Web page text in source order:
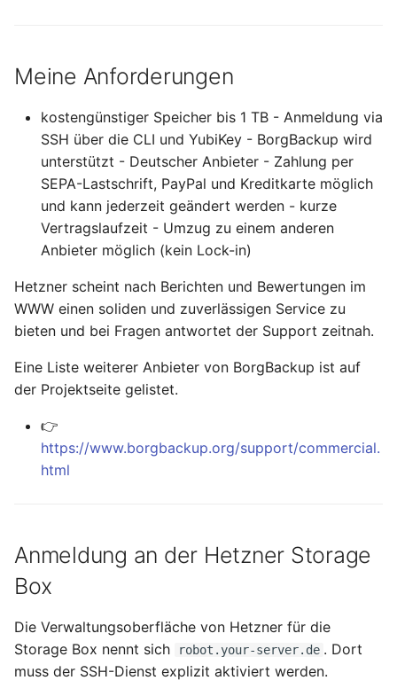
Januar 2025
November 2024
Oktober 2024
Mai 2024
April 2024
Februar 2024
Januar 2024
Dezember 2023
Oktober 2023
August 2023
Juli 2023
Mai 2023
April 2023
openmediavault
Upgrade
Upgrade
USB Storage Device
USB Storage Device
WireGuard Peer
Configuration
Configuration
WireGuard VPN
OpenWrt - WireGuard VPN
Meine Anforderungen
kostengünstiger Speicher bis 1 TB - Anmeldung via
SSH über die CLI und YubiKey - BorgBackup wird
unterstützt - Deutscher Anbieter - Zahlung per
SEPA-Lastschrift, PayPal und Kreditkarte möglich
und kann jederzeit geändert werden - kurze
Vertragslaufzeit - Umzug zu einem anderen
Anbieter möglich (kein Lock-in)
Hetzner scheint nach Berichten und Bewertungen im
WWW einen soliden und zuverlässigen Service zu
bieten und bei Fragen antwortet der Support zeitnah.
Eine Liste weiterer Anbieter von BorgBackup ist auf
der Projektseite gelistet.
👉
https://www.borgbackup.org/support/commercial.
html
Anmeldung an der Hetzner Storage
Box
Die Verwaltungsoberfläche von Hetzner für die
Storage Box nennt sich
robot.your-server.de . Dort
muss der SSH-Dienst explizit aktiviert werden.